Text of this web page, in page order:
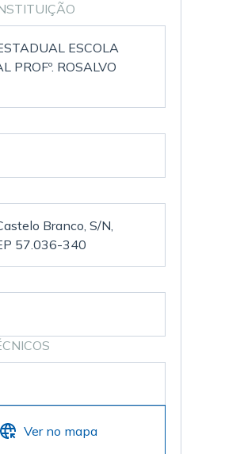
ESCOLA
PROFº. ROSALVO
Branco, S/N,
57.036-340
Ver no mapa